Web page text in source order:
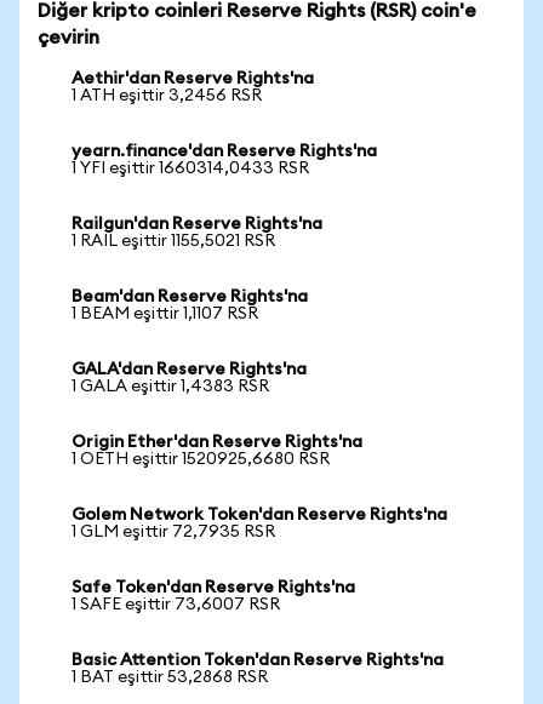
Diğer kripto coinleri Reserve Rights (RSR) coin'e
çevirin
Aethir'dan Reserve Rights'na
1 ATH eşittir 3,2456 RSR
yearn.finance'dan Reserve Rights'na
1 YFI eşittir 1660314,0433 RSR
Railgun'dan Reserve Rights'na
1 RAIL eşittir 1155,5021 RSR
Beam'dan Reserve Rights'na
1 BEAM eşittir 1,1107 RSR
GALA'dan Reserve Rights'na
1 GALA eşittir 1,4383 RSR
Origin Ether'dan Reserve Rights'na
1 OETH eşittir 1520925,6680 RSR
Golem Network Token'dan Reserve Rights'na
1 GLM eşittir 72,7935 RSR
Safe Token'dan Reserve Rights'na
1 SAFE eşittir 73,6007 RSR
Basic Attention Token'dan Reserve Rights'na
1 BAT eşittir 53,2868 RSR